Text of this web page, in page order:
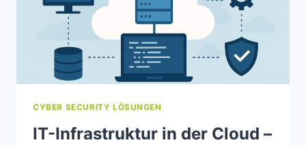
CYBER SECURITY LÖSUNGEN
IT-Infrastruktur in der Cloud –